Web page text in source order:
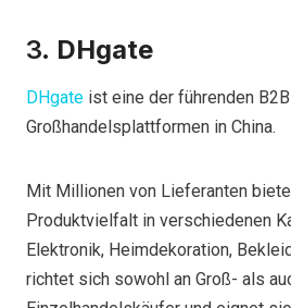
3. DHgate
DHgate ist eine der führenden
Großhandelsplattformen in China.
Mit Millionen von Lieferanten
Produktvielfalt in verschiedenen
Elektronik, Heimdekoration,
richtet sich sowohl an Groß- als